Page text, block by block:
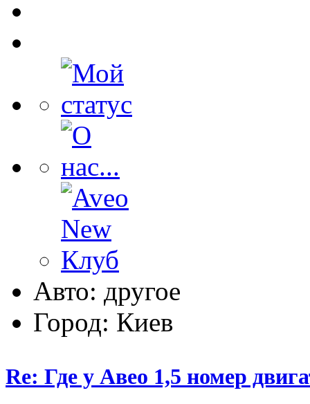
Авто: другое
Город: Киев
Re: Где у Авео 1,5 номер